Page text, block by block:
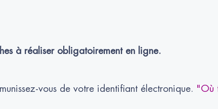
à réaliser obligatoirement en ligne.
vous de votre identifiant électronique. "Où